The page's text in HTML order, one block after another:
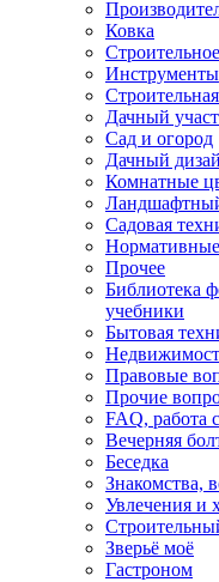
Ковка
Инструменты
Дачный
Сад и огород
Дачный
Комнатные
Ландшафтный
Садовая
Прочее
Библиотека
учебники
Бытовая
Правовые
Прочие
FAQ,
Вечерняя
Беседка
Знакомства,
Увлечения и
Зверьё моё
Гастроном